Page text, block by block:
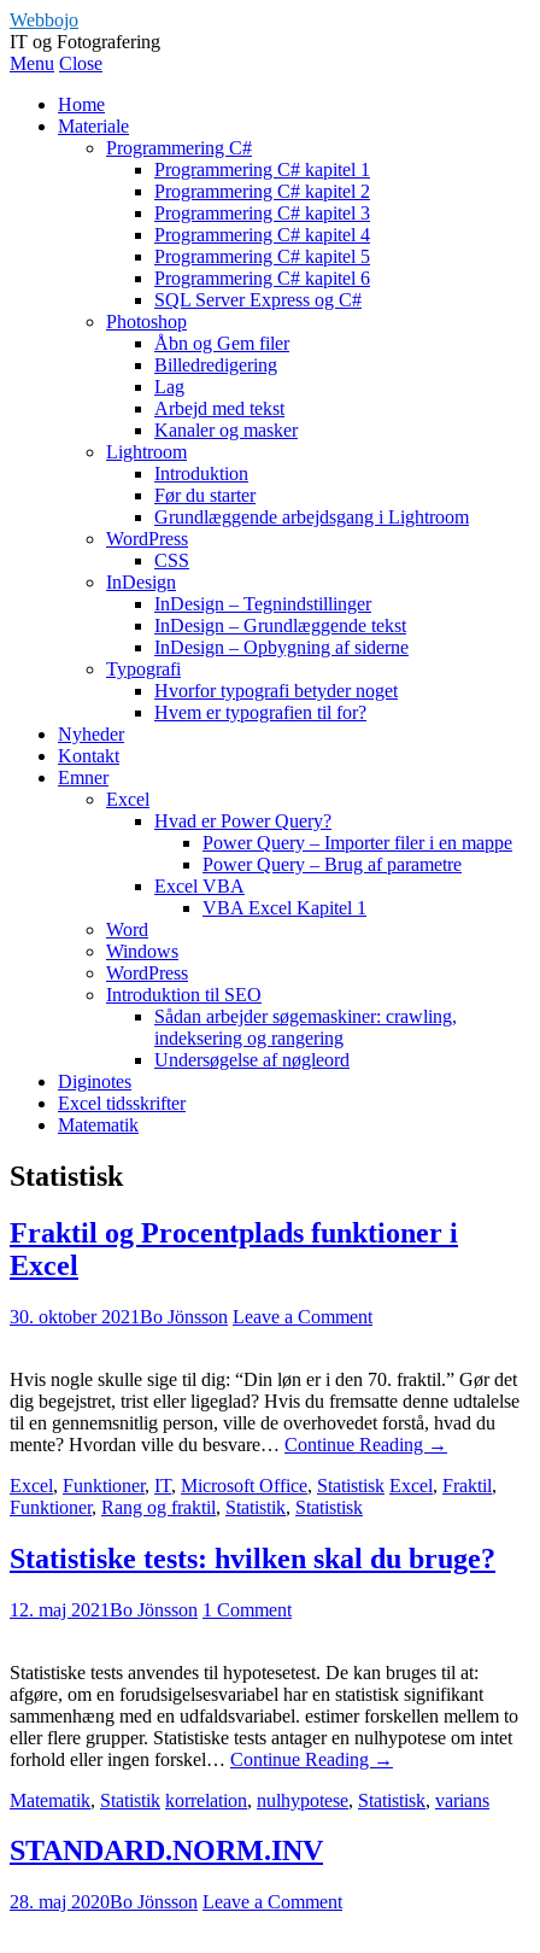
Webbojo
IT og Fotografering
Menu Close
Home
Materiale
Programmering C#
Programmering C# kapitel 1
Programmering C# kapitel 2
Programmering C# kapitel 3
Programmering C# kapitel 4
Programmering C# kapitel 5
Programmering C# kapitel 6
SQL Server Express og C#
Photoshop
Åbn og Gem filer
Billedredigering
Lag
Arbejd med tekst
Kanaler og masker
Lightroom
Introduktion
Før du starter
Grundlæggende arbejdsgang i Lightroom
WordPress
CSS
InDesign
InDesign – Tegnindstillinger
InDesign – Grundlæggende tekst
InDesign – Opbygning af siderne
Typografi
Hvorfor typografi betyder noget
Hvem er typografien til for?
Nyheder
Kontakt
Emner
Excel
Hvad er Power Query?
Power Query – Importer filer i en mappe
Power Query – Brug af parametre
Excel VBA
VBA Excel Kapitel 1
Word
Windows
WordPress
Introduktion til SEO
Sådan arbejder søgemaskiner: crawling,
indeksering og rangering
Undersøgelse af nøgleord
Diginotes
Excel tidsskrifter
Matematik
Statistisk
Fraktil og Procentplads funktioner i
Excel
30. oktober 2021Bo Jönsson Leave a Comment
Hvis nogle skulle sige til dig: “Din løn er i den 70. fraktil.” Gør det
dig begejstret, trist eller ligeglad? Hvis du fremsatte denne udtalelse
til en gennemsnitlig person, ville de overhovedet forstå, hvad du
mente? Hvordan ville du besvare… Continue Reading →
Excel, Funktioner, IT, Microsoft Office, Statistisk Excel, Fraktil,
Funktioner, Rang og fraktil, Statistik, Statistisk
Statistiske tests: hvilken skal du bruge?
12. maj 2021Bo Jönsson 1 Comment
Statistiske tests anvendes til hypotesetest. De kan bruges til at:
afgøre, om en forudsigelsesvariabel har en statistisk signifikant
sammenhæng med en udfaldsvariabel. estimer forskellen mellem to
eller flere grupper. Statistiske tests antager en nulhypotese om intet
forhold eller ingen forskel… Continue Reading →
Matematik, Statistik korrelation, nulhypotese, Statistisk, varians
STANDARD.NORM.INV
28. maj 2020Bo Jönsson Leave a Comment